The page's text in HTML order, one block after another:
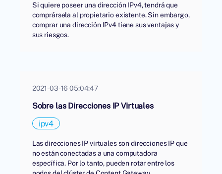
Si quiere poseer una dirección IPv4, tendrá que
comprársela al propietario existente. Sin embargo,
comprar una dirección IPv4 tiene sus ventajas y
sus riesgos.
2021-03-16 05:04:47
Sobre las Direcciones IP Virtuales
ipv4
Las direcciones IP virtuales son direcciones IP que
no están conectadas a una computadora
específica. Por lo tanto, pueden rotar entre los